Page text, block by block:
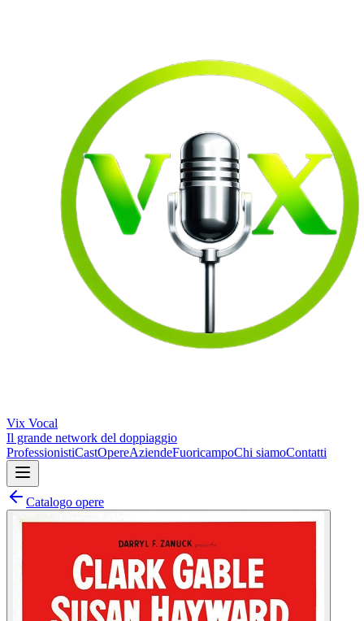
Vix Vocal
Il grande network del doppiaggio
ProfessionistiCastOpereAziendeFuoricampoChi siamoContatti
Catalogo opere